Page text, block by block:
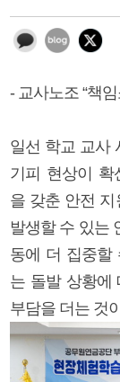
- 교사노조 “책
일선 학교 교사
기피 현상이 확
을 갖춘 안전 지
발생할 수 있는
동에 더 집중할
는 돌발 상황에
부담을 더는 것